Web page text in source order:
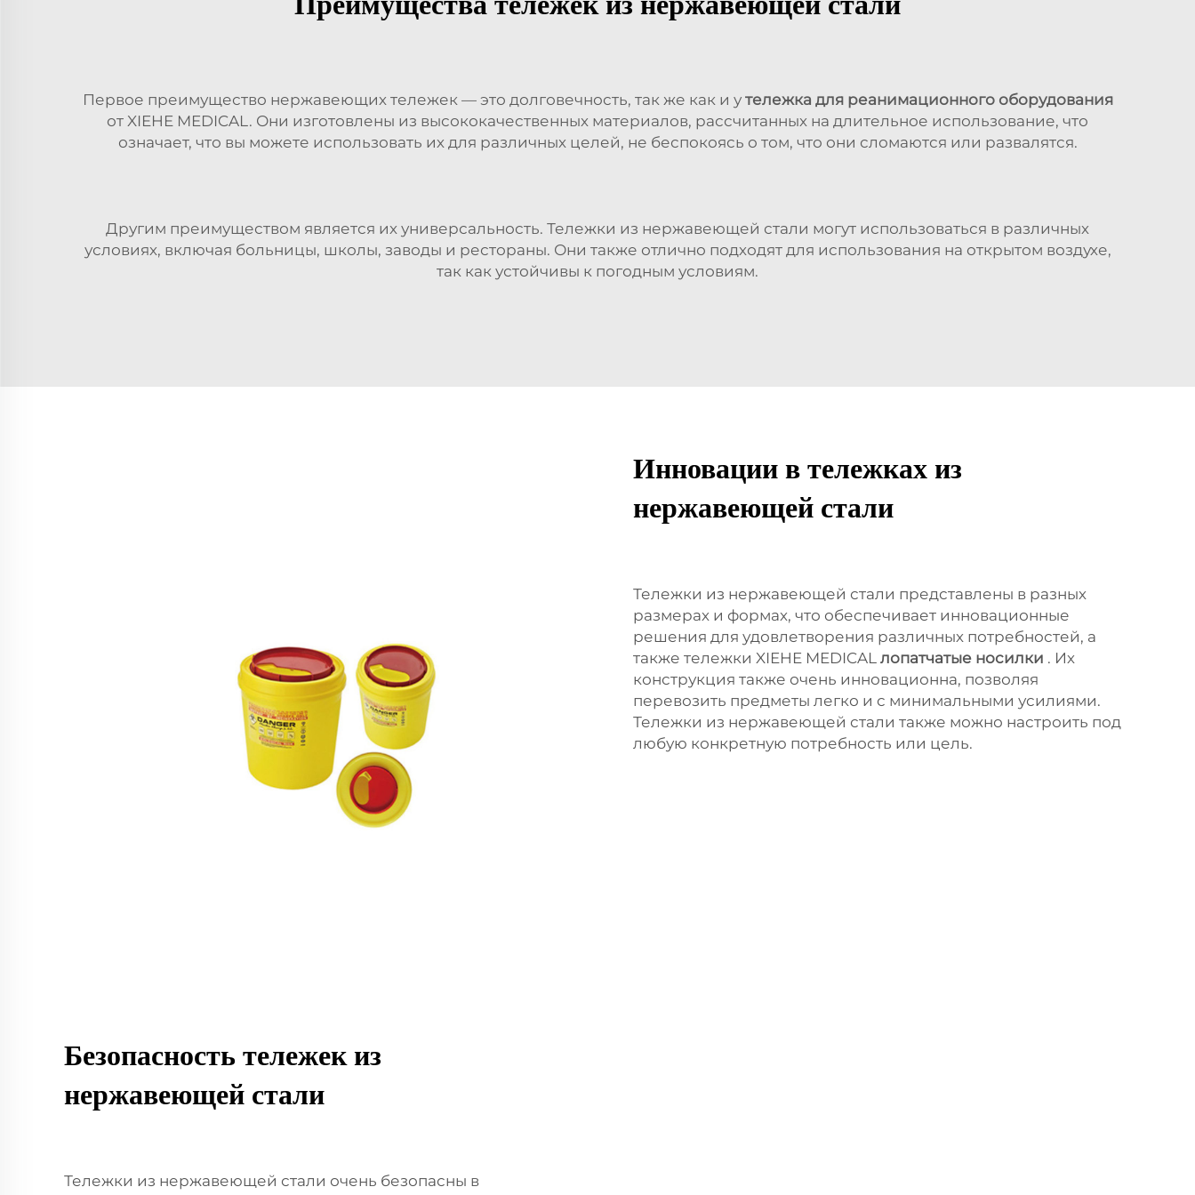
Первое преимущество нержавеющих тележек — это долговечность, так же как и у тележка для реанимационного оборудования
от XIEHE MEDICAL. Они изготовлены из высококачественных материалов, рассчитанных на длительное использование, что
означает, что вы можете использовать их для различных целей, не беспокоясь о том, что они сломаются или развалятся.
Другим преимуществом является их универсальность. Тележки из нержавеющей стали могут использоваться в различных
условиях, включая больницы, школы, заводы и рестораны. Они также отлично подходят для использования на открытом воздухе,
так как устойчивы к погодным условиям.
Инновации в тележках из
нержавеющей стали
Тележки из нержавеющей стали представлены в разных
размерах и формах, что обеспечивает инновационные
решения для удовлетворения различных потребностей, а
также тележки XIEHE MEDICAL лопатчатые носилки . Их
конструкция также очень инновационна, позволяя
перевозить предметы легко и с минимальными усилиями.
Тележки из нержавеющей стали также можно настроить под
любую конкретную потребность или цель.
Безопасность тележек из
нержавеющей стали
Тележки из нержавеющей стали очень безопасны в